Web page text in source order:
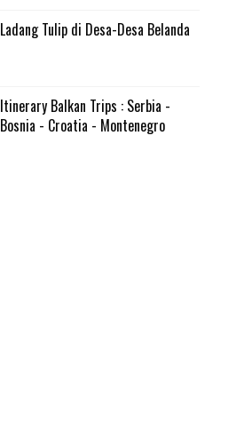
Ladang Tulip di Desa-Desa Belanda
Itinerary Balkan Trips : Serbia -
Bosnia - Croatia - Montenegro